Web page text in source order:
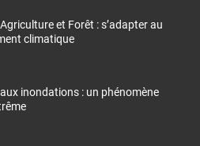
et Forêt : s’adapter au
climatique
aux inondations : un phénomène